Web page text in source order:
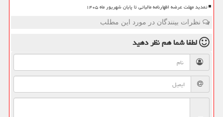
تمدید مهلت عرضه اظهارنامه مالیاتی تا پایان شهریور ماه ۱۴۰۵
نظرات بینندگان در مورد این مطلب
لطفا شما همنظر دهید